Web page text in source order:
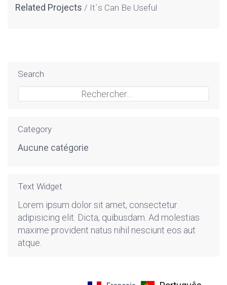
Related Projects It`s Can Be Useful
Search
Category
Aucune catégorie
Text Widget
Lorem ipsum dolor sit amet, consectetur
adipisicing elit. Dicta, quibusdam. Ad molestias
maxime provident natus nihil nesciunt eos aut
atque.